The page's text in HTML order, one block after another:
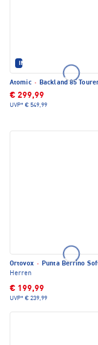
IM SET ERHÄLTLICH
Atomic · Backland 85
€ 299,99
UVP* € 549,99
Ortovox · Punta Berrino
Herren
€ 199,99
UVP* € 239,99